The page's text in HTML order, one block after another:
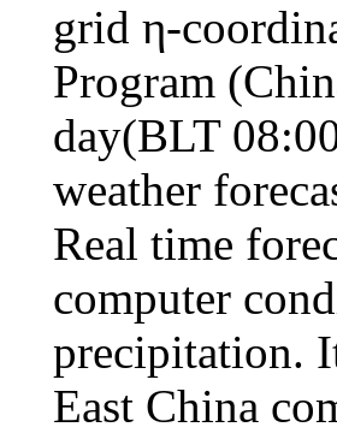
grid η-
Program
day(BLT
weather
Real time
computer
precipitation.
East China